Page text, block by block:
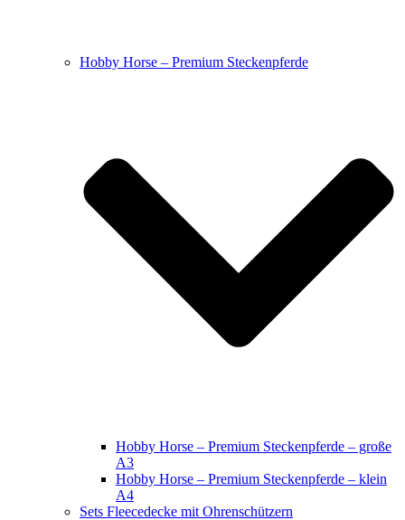
Hobby Horse – Premium Steckenpferde
Hobby Horse – Premium Steckenpferde – große
A3
Hobby Horse – Premium Steckenpferde – klein
A4
Sets Fleecedecke mit Ohrenschützern